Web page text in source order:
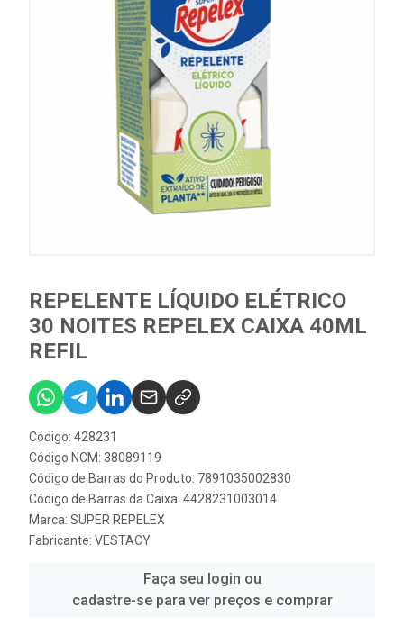
REPELENTE LÍQUIDO ELÉTRICO
30 NOITES REPELEX CAIXA 40ML
REFIL
Código: 428231
Código NCM: 38089119
Código de Barras do Produto: 7891035002830
Código de Barras da Caixa: 4428231003014
Marca: SUPER REPELEX
Fabricante: VESTACY
Faça seu login ou
cadastre-se para ver preços e comprar